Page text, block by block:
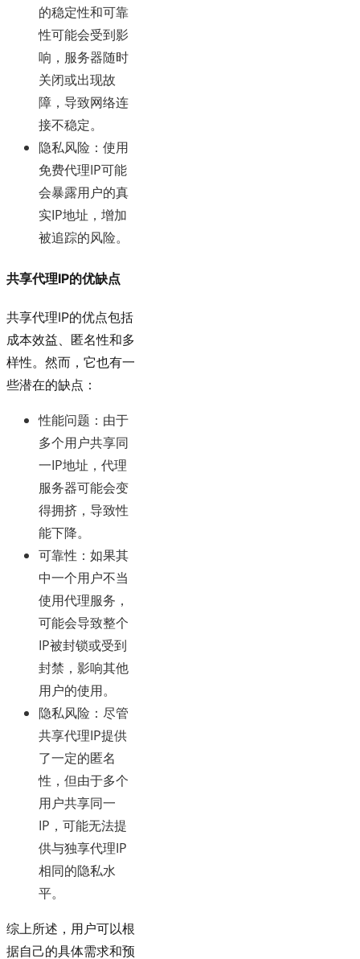
的稳定性和可靠
性可能会受到影
响，服务器随时
关闭或出现故
障，导致网络连
接不稳定。
隐私风险 ：使用
免费代理IP可能
会暴露用户的真
实IP地址，增加
被追踪的风险。
共享代理IP的优缺点
共享代理IP的优点包括
成本效益、匿名性和多
样性。然而，它也有一
些潜在的缺点：
性能问题 ：由于
多个用户共享同
一IP地址，代理
服务器可能会变
得拥挤，导致性
能下降。
可靠性 ：如果其
中一个用户不当
使用代理服务，
可能会导致整个
IP被封锁或受到
封禁，影响其他
用户的使用。
隐私风险 ：尽管
共享代理IP提供
了一定的匿名
性，但由于多个
用户共享同一
IP，可能无法提
供与独享代理IP
相同的隐私水
平。
综上所述，用户可以根
据自己的具体需求和预